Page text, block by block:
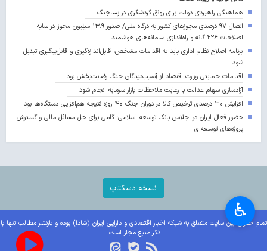
هماهنگی راهبردی دولت برای رونق گردشگری در پساجنگ
اتصال ۹۷ درصدی مجوزهای کشور به درگاه ملی/ صدور ۱۳.۹ میلیون مجوز در سایه
اصلاحات ۲۲۶ گانه و راه‌اندازی سامانه‌های هوشمند
برنامه اصلاح نظام اداری باید به اقدامات مشخص، قابل‌اندازه‌گیری و قابل‌پیگیری تبدیل
شود
اقدامات حمایتی وزارت اقتصاد از آسیب‌دیدگان جنگ رضایت‌بخش بود
آزادسازی سهام عدالت با رعایت ملاحظات بازار سرمایه انجام شود
افزایش ۳۰ درصدی ترخیص کالا در دوران جنگ ۴۰ روزه نتیجه هم‌افزایی دستگاه‌ها بود
حضور فعال ایران در اجلاس بانک توسعه اسلامی؛ گامی برای حل مسائل مالی و گسترش
پروژه‌های توسعه‌ای
نسخه دسکتاپ
تمام حقوق این سایت متعلق به شبکه اخبار اقتصادی و دارایی ایران (شادا) بوده و بازنشر مطالب تنها با
ذکر منبع مجاز است.
♿︎